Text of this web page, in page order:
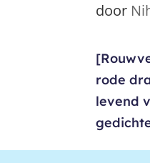
door
rode
levend